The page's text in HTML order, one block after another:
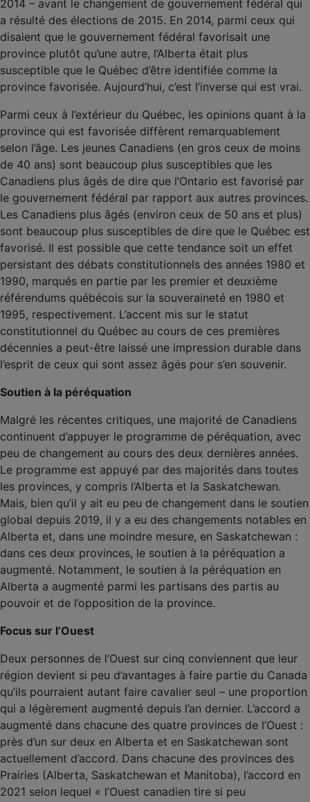
2014 – avant le changement de gouvernement fédéral qui
a résulté des élections de 2015. En 2014, parmi ceux qui
disaient que le gouvernement fédéral favorisait une
province plutôt qu’une autre, l’Alberta était plus
susceptible que le Québec d’être identifiée comme la
province favorisée. Aujourd’hui, c’est l’inverse qui est vrai.
Parmi ceux à l’extérieur du Québec, les opinions quant à la
province qui est favorisée diffèrent remarquablement
selon l’âge. Les jeunes Canadiens (en gros ceux de moins
de 40 ans) sont beaucoup plus susceptibles que les
Canadiens plus âgés de dire que l’Ontario est favorisé par
le gouvernement fédéral par rapport aux autres provinces.
Les Canadiens plus âgés (environ ceux de 50 ans et plus)
sont beaucoup plus susceptibles de dire que le Québec est
favorisé. Il est possible que cette tendance soit un effet
persistant des débats constitutionnels des années 1980 et
1990, marqués en partie par les premier et deuxième
référendums québécois sur la souveraineté en 1980 et
1995, respectivement. L’accent mis sur le statut
constitutionnel du Québec au cours de ces premières
décennies a peut-être laissé une impression durable dans
l’esprit de ceux qui sont assez âgés pour s’en souvenir.
Soutien à la péréquation
Malgré les récentes critiques, une majorité de Canadiens
continuent d’appuyer le programme de péréquation, avec
peu de changement au cours des deux dernières années.
Le programme est appuyé par des majorités dans toutes
les provinces, y compris l’Alberta et la Saskatchewan.
Mais, bien qu’il y ait eu peu de changement dans le soutien
global depuis 2019, il y a eu des changements notables en
Alberta et, dans une moindre mesure, en Saskatchewan :
dans ces deux provinces, le soutien à la péréquation a
augmenté. Notamment, le soutien à la péréquation en
Alberta a augmenté parmi les partisans des partis au
pouvoir et de l’opposition de la province.
Focus sur l’Ouest
Deux personnes de l’Ouest sur cinq conviennent que leur
région devient si peu d’avantages à faire partie du Canada
qu’ils pourraient autant faire cavalier seul – une proportion
qui a légèrement augmenté depuis l’an dernier. L’accord a
augmenté dans chacune des quatre provinces de l’Ouest :
près d’un sur deux en Alberta et en Saskatchewan sont
actuellement d’accord. Dans chacune des provinces des
Prairies (Alberta, Saskatchewan et Manitoba), l’accord en
2021 selon lequel « l’Ouest canadien tire si peu